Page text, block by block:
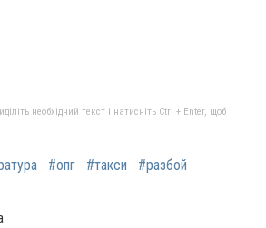
необхідний текст і натисніть Ctrl + Enter, щоб
#опг #такси #разбой